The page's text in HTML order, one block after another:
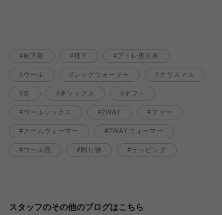
靴下屋 靴下 アトレ恵比寿
ウール レッグウォーマー クリスマス
冬 冬ソックス ギフト
ウールソックス 2WAY ファー
アームウォーマー 2WAYウォーマー
ウール混 贈り物 ラッピング
スタッフのその他のブログはこちら